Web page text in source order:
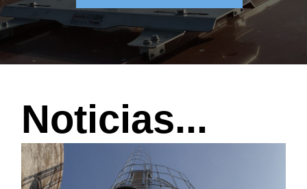
Noticias...